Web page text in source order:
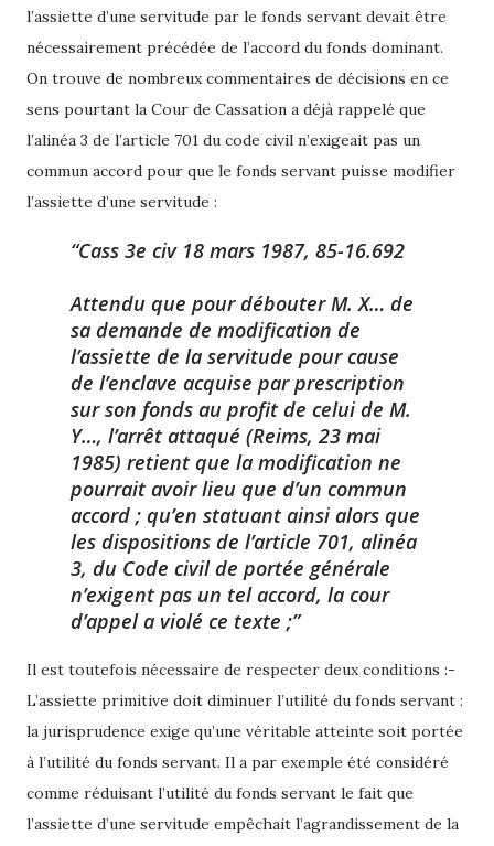
l’assiette d’une servitude par le fonds servant devait être
nécessairement précédée de l’accord du fonds dominant.
On trouve de nombreux commentaires de décisions en ce
sens pourtant la Cour de Cassation a déjà rappelé que
l’alinéa 3 de l’article 701 du code civil n’exigeait pas un
commun accord pour que le fonds servant puisse modifier
l’assiette d’une servitude :
Cass 3e civ 18 mars 1987, 85-16.692
Attendu que pour débouter M. X… de
sa demande de modification de
l’assiette de la servitude pour cause
de l’enclave acquise par prescription
sur son fonds au profit de celui de M.
Y…, l’arrêt attaqué (Reims, 23 mai
1985) retient que la modification ne
pourrait avoir lieu que d’un commun
accord ; qu’en statuant ainsi alors que
les dispositions de l’article 701, alinéa
3, du Code civil de portée générale
n’exigent pas un tel accord, la cour
d’appel a violé ce texte ;
Il est toutefois nécessaire de respecter deux conditions :-
L’assiette primitive doit diminuer l’utilité du fonds servant :
la jurisprudence exige qu’une véritable atteinte soit portée
à l’utilité du fonds servant. Il a par exemple été considéré
comme réduisant l’utilité du fonds servant le fait que
l’assiette d’une servitude empêchait l’agrandissement de la